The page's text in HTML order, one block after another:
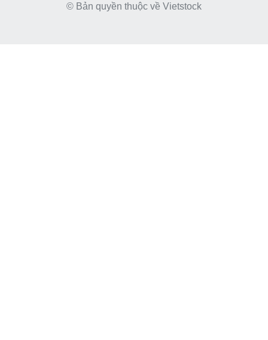
© Bản quyền thuộc về Vietstock